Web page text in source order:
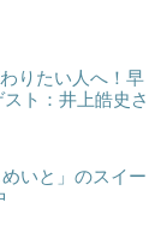
りたい人へ！早
ト：井上皓史さ
いと」のスイー